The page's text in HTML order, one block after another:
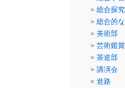
総合探究
総合的
美術部
芸術鑑賞
茶道部
講演会
進路